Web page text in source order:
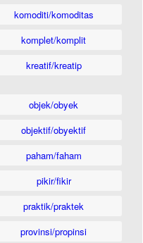
komoditi/komoditas
komplet/komplit
kreatif/kreatip
objek/obyek
objektif/obyektif
paham/faham
pikir/fikir
praktik/praktek
provinsi/propinsi